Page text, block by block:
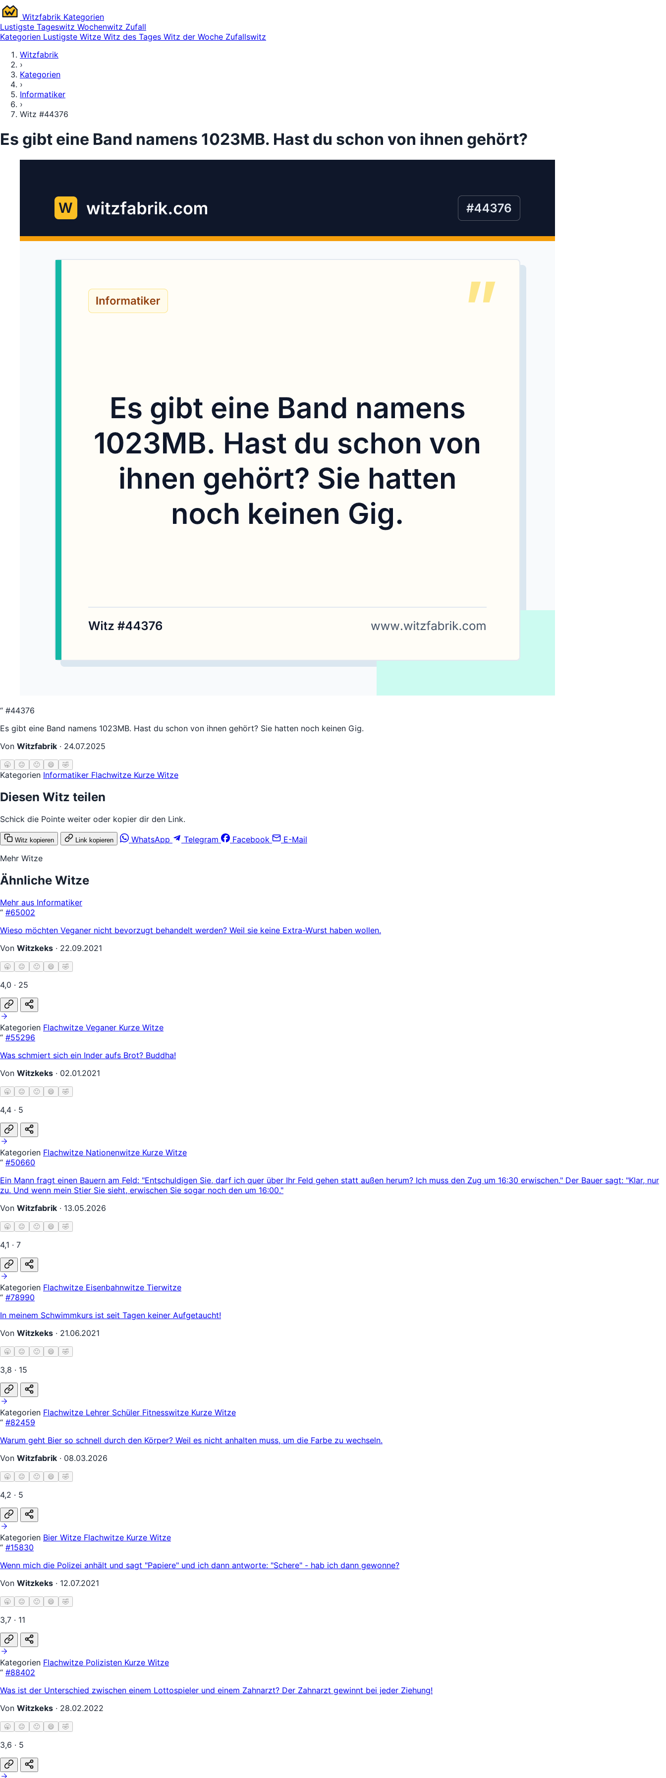
Witzfabrik Kategorien
Lustigste Tageswitz Wochenwitz Zufall
Kategorien Lustigste Witze Witz des Tages Witz der Woche Zufallswitz
Witzfabrik
›
Kategorien
›
Informatiker
›
Witz #44376
Es gibt eine Band namens 1023MB. Hast du schon von ihnen gehört?
“ #44376
Es gibt eine Band namens 1023MB. Hast du schon von ihnen gehört? Sie hatten noch keinen Gig.
Von Witzfabrik · 24.07.2025
🥱 😐 🙂 😄 🤣
Kategorien Informatiker Flachwitze Kurze Witze
Diesen Witz teilen
Schick die Pointe weiter oder kopier dir den Link.
Witz kopieren Link kopieren WhatsApp Telegram Facebook
E-Mail
Mehr Witze
Ähnliche Witze
Mehr aus Informatiker
“ #65002
Wieso möchten Veganer nicht bevorzugt behandelt werden? Weil sie keine Extra-Wurst haben wollen.
Von Witzkeks · 22.09.2021
🥱 😐 🙂 😄 🤣
4,0 · 25
Kategorien Flachwitze Veganer Kurze Witze
“ #55296
Was schmiert sich ein Inder aufs Brot? Buddha!
Von Witzkeks · 02.01.2021
🥱 😐 🙂 😄 🤣
4,4 · 5
Kategorien Flachwitze Nationenwitze Kurze Witze
“ #50660
Ein Mann fragt einen Bauern am Feld: "Entschuldigen Sie, darf ich quer über Ihr Feld gehen statt außen herum? Ich muss den Zug um 16:30 erwischen." Der Bauer sagt: "Klar, nur
zu. Und wenn mein Stier Sie sieht, erwischen Sie sogar noch den um 16:00."
Von Witzfabrik · 13.05.2026
🥱 😐 🙂 😄 🤣
4,1 · 7
Kategorien Flachwitze Eisenbahnwitze Tierwitze
“ #78990
In meinem Schwimmkurs ist seit Tagen keiner Aufgetaucht!
Von Witzkeks · 21.06.2021
🥱 😐 🙂 😄 🤣
3,8 · 15
Kategorien Flachwitze Lehrer Schüler Fitnesswitze Kurze Witze
“ #82459
Warum geht Bier so schnell durch den Körper? Weil es nicht anhalten muss, um die Farbe zu wechseln.
Von Witzfabrik · 08.03.2026
🥱 😐 🙂 😄 🤣
4,2 · 5
Kategorien Bier Witze Flachwitze Kurze Witze
“ #15830
Wenn mich die Polizei anhält und sagt "Papiere" und ich dann antworte: "Schere" - hab ich dann gewonne?
Von Witzkeks · 12.07.2021
🥱 😐 🙂 😄 🤣
3,7 · 11
Kategorien Flachwitze Polizisten Kurze Witze
“ #88402
Was ist der Unterschied zwischen einem Lottospieler und einem Zahnarzt? Der Zahnarzt gewinnt bei jeder Ziehung!
Von Witzkeks · 28.02.2022
🥱 😐 🙂 😄 🤣
3,6 · 5